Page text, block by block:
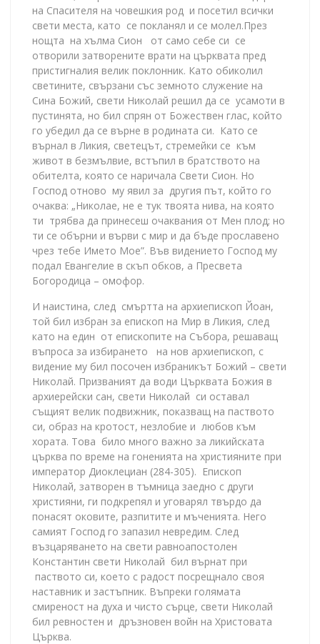
на Спасителя на човешкия род и посетил всички
свети места, като се покланял и се молел.През
нощта на хълма Сион от само себе си се
отворили затворените врати на църквата пред
пристигналия велик поклонник. Като обиколил
светините, свързани със земното служение на
Сина Божий, свети Николай решил да се усамоти в
пустинята, но бил спрян от Божествен глас, който
го убедил да се върне в родината си. Като се
върнал в Ликия, светецът, стремейки се към
живот в безмълвие, встъпил в братството на
обителта, която се наричала Свети Сион. Но
Господ отново му явил за другия път, който го
очаква: „Николае, не е тук твоята нива, на която
ти трябва да принесеш очаквания от Мен плод; но
ти се обърни и върви с мир и да бъде прославено
чрез тебе Името Мое”. Във видението Господ му
подал Евангелие в скъп обков, а Пресвета
Богородица – омофор.
И наистина, след смъртта на архиепископ Йоан,
той бил избран за епископ на Мир в Ликия, след
като на един от епископите на Събора, решаващ
въпроса за избирането на нов архиепископ, с
видение му бил посочен избраникът Божий – свети
Николай. Призваният да води Църквата Божия в
архиерейски сан, свети Николай си оставал
същият велик подвижник, показващ на паството
си, образ на кротост, незлобие и любов към
хората. Това било много важно за ликийската
църква по време на гоненията на християните при
император Диоклециан (284-305). Епископ
Николай, затворен в тъмница заедно с други
християни, ги подкрепял и уговарял твърдо да
понасят оковите, разпитите и мъченията. Него
самият Господ го запазил невредим. След
възцаряването на свети равноапостолен
Константин свети Николай бил върнат при
паството си, което с радост посрещнало своя
наставник и застъпник. Въпреки голямата
смиреност на духа и чисто сърце, свети Николай
бил ревностен и дръзновен войн на Христовата
Църква.